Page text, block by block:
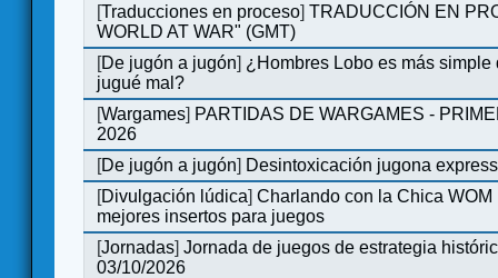
[Traducciones en proceso]TRADUCCIÓN EN
WORLD AT WAR" (GMT)
[De jugón a jugón] ¿Hombres Lobo es más simple
jugué mal?
[Wargames] PARTIDAS DE WARGAMES -
2026
[De jugón a jugón] Desintoxicación jugona express
[Divulgación lúdica]Charlando con la Chica WOM
mejores insertos para juegos
[Jornadas]Jornada de juegos de estrategia
03/10/2026